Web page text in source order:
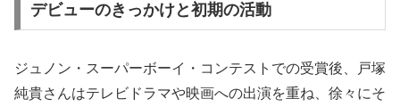
デビューのきっかけと初期の活動
ジュノン・スーパーボーイ・コンテストでの受賞後、戸塚
純貴さんはテレビドラマや映画への出演を重ね、徐々にそ